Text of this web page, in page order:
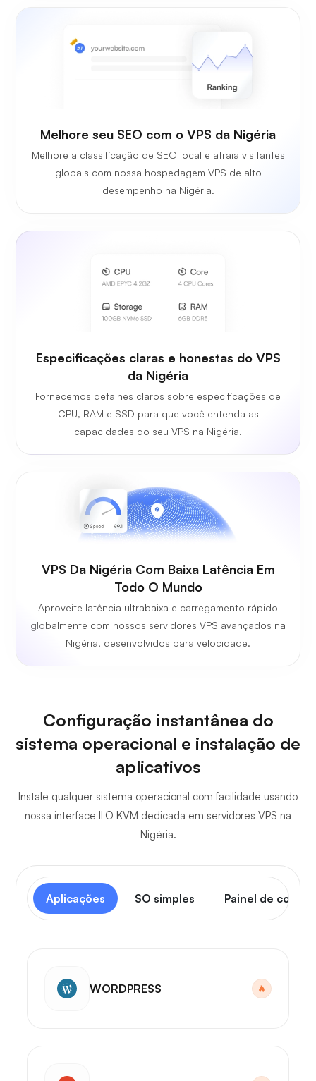
Melhore seu SEO com o VPS da Nigéria
Melhore a classificação de SEO local e atraia visitantes
globais com nossa hospedagem VPS de alto
desempenho na Nigéria.
Especificações claras e honestas do VPS
da Nigéria
Fornecemos detalhes claros sobre especificações de
CPU, RAM e SSD para que você entenda as
capacidades do seu VPS na Nigéria.
VPS Da Nigéria Com Baixa Latência Em
Todo O Mundo
Aproveite latência ultrabaixa e carregamento rápido
globalmente com nossos servidores VPS avançados na
Nigéria, desenvolvidos para velocidade.
Configuração instantânea do
sistema operacional e instalação de
aplicativos
Instale qualquer sistema operacional com facilidade usando
nossa interface ILO KVM dedicada em servidores VPS na
Nigéria.
Aplicações SO simples Painel de
WORDPRESS